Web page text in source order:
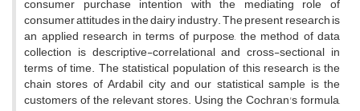
consumer purchase intention with the mediating role of
consumer attitudes in the dairy industry. The present research is
an applied research in terms of purpose, the method of data
collection is descriptive-correlational and cross-sectional in
terms of time. The statistical population of this research is the
chain stores of Ardabil city and our statistical sample is the
customers of the relevant stores. Using the Cochran's formula,